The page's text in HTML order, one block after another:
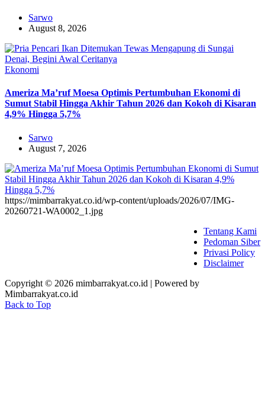
Sarwo
August 8, 2026
Ekonomi
Ameriza Ma’ruf Moesa‎ Optimis Pertumbuhan Ekonomi di
Sumut Stabil Hingga Akhir Tahun 2026 dan Kokoh di Kisaran
4,9% Hingga 5,7%
Sarwo
August 7, 2026
https://mimbarrakyat.co.id/wp-content/uploads/2026/07/IMG-
20260721-WA0002_1.jpg
Tentang Kami
Pedoman Siber
Privasi Policy
Disclaimer
Copyright © 2026 mimbarrakyat.co.id | Powered by
Mimbarrakyat.co.id
Back to Top